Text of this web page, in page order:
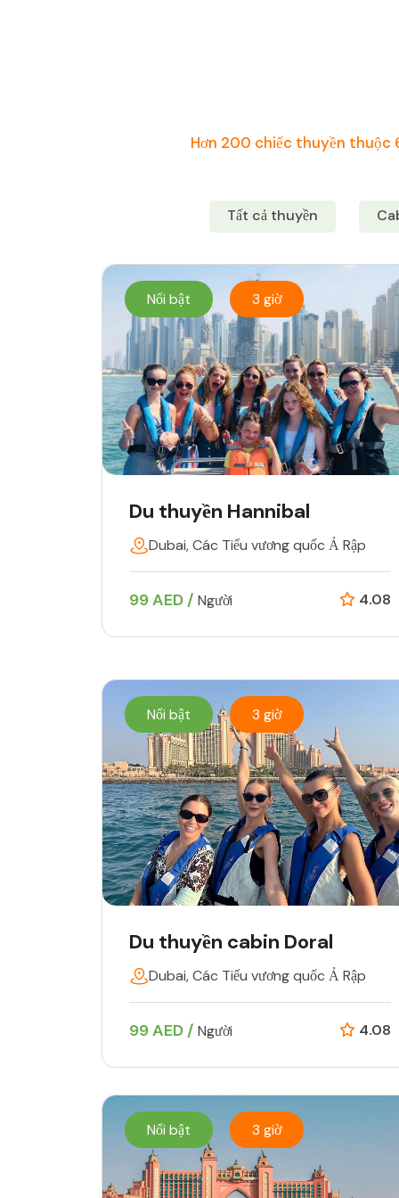
Hơn 200 chiếc thuyền thuộc
Tất cả thuyền
Nổi bật 3 giờ
Du thuyền Hannibal
Dubai, Các Tiểu vương quốc Ả Rập
99 AED / Người 4.08
Nổi bật 3 giờ
Du thuyền cabin Doral
Dubai, Các Tiểu vương quốc Ả Rập
99 AED / Người 4.08
Nổi bật 3 giờ